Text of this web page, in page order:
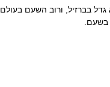
בברזיל, ורוב השעם
בשעם.